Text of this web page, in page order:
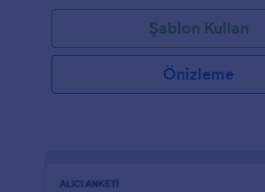
Şablon Kullan
Önizleme